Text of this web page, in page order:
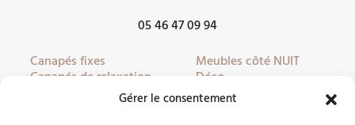
Gérer le consentement
05 46 47 09 94
Canapés fixes
Canapés de relaxation
Canapés convertibles
Meubles côté NUIT
Déco
Literie